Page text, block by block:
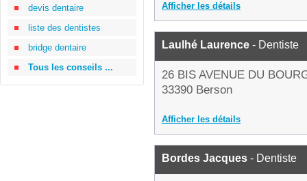
devis dentaire
liste des dentistes
bridge dentaire
Tous les conseils ...
Afficher les détails
Laulhé Laurence - Dentiste
26 BIS AVENUE DU
33390 Berson
Afficher les détails
Bordes Jacques - Dentiste